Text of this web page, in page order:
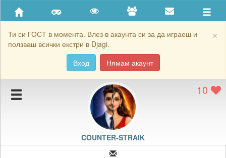
×
Ти си ГОСТ в момента. Влез в акаунта си за да играеш и
ползваш всички екстри в Djagi.
Вход
Нямам акаунт
Приятели
Хронология на игри
Подаръците на COUNTER-STRAIK
Картичките на COUNTER-STRAIK
Блокирай COUNTER-STRAIK
10
COUNTER-STRAIK